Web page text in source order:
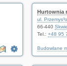
Hurtownia
ul.
66-440
Tel.: +48 95
Budowlane